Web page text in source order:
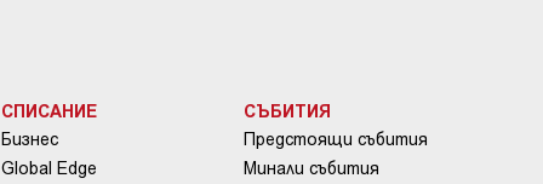
СПИСАНИЕ
Бизнес
Global Edge
СЪБИТИЯ
Предстоящи събития
Минали събития